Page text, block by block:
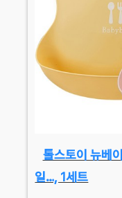
톨스토이 뉴베
일…, 1세트